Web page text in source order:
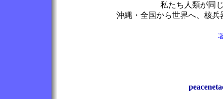
私たち人類が同
沖縄・全国から世界へ、核